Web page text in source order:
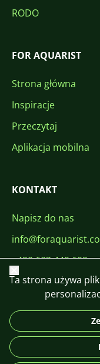
RODO
FOR AQUARIST
Strona główna
Inspiracje
Przeczytaj
Aplikacja mobilna
KONTAKT
Napisz do nas
+420 603 449 602
Zamknij
Ta strona używa